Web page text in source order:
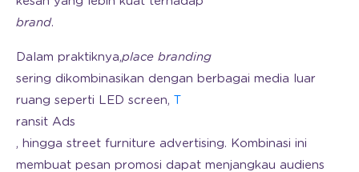
brand.
Dalam praktiknya,place branding
sering dikombinasikan dengan berbagai media luar
ruang seperti LED screen,
ransit Ads
, hingga street furniture advertising. Kombinasi ini
membuat pesan promosi dapat menjangkau audiens